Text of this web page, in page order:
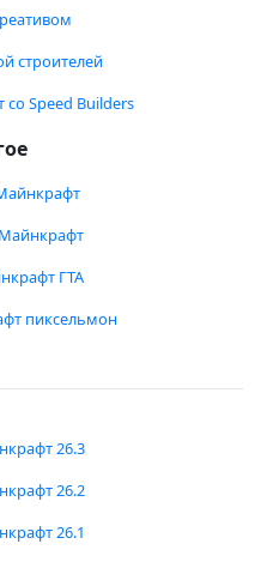
строителей
Speed Builders
ГТА
пиксельмон
26.3
26.2
26.1